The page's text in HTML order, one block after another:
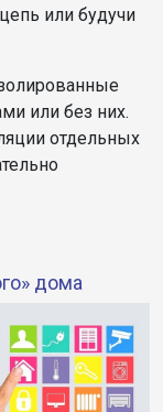
или будучи
или без них.
отдельных
дома